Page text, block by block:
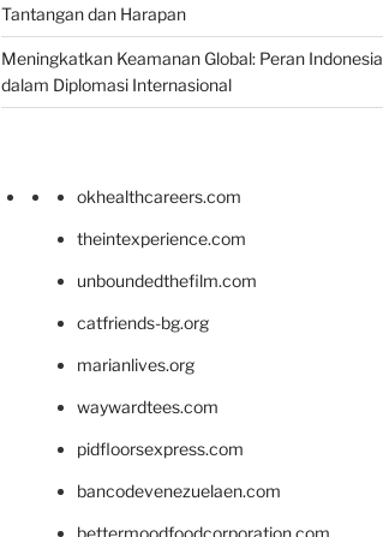
Tantangan dan Harapan
Meningkatkan Keamanan Global: Peran Indonesia
dalam Diplomasi Internasional
okhealthcareers.com
theintexperience.com
unboundedthefilm.com
catfriends-bg.org
marianlives.org
waywardtees.com
pidfloorsexpress.com
bancodevenezuelaen.com